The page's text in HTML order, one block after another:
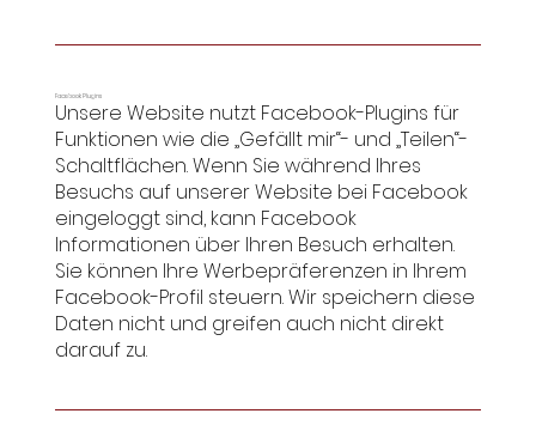
Facebook Plugins
Unsere Website nutzt Facebook-Plugins für
Funktionen wie die „Gefällt mir“- und „Teilen“-
Schaltflächen. Wenn Sie während Ihres
Besuchs auf unserer Website bei Facebook
eingeloggt sind, kann Facebook
Informationen über Ihren Besuch erhalten.
Sie können Ihre Werbepräferenzen in Ihrem
Facebook-Profil steuern. Wir speichern diese
Daten nicht und greifen auch nicht direkt
darauf zu.